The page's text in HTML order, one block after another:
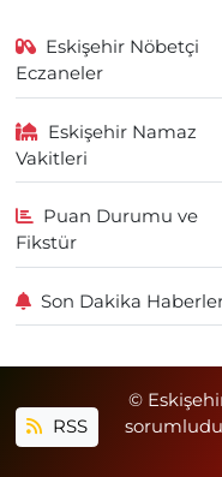
Eskişehir Nöbetçi
Eczaneler
Eskişehir Namaz
Vakitleri
Puan Durumu ve
Fikstür
Son Dakika
RSS
©